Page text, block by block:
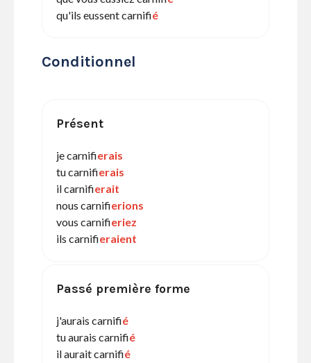
qu'ils eussent carnifié
Conditionnel
Présent
je carnifierais
tu carnifierais
il carnifierait
nous carnifierions
vous carnifieriez
ils carnifieraient
Passé première forme
j'aurais carnifié
tu aurais carnifié
il aurait carnifié